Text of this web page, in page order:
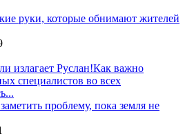
руки, которые обнимают жителей
излагает Руслан!Как важно
специалистов во всех
проблему, пока земля не